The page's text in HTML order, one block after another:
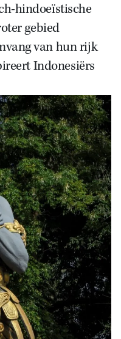
Zoek
hindoeïstische
gebied
van hun rijk
Indonesiërs